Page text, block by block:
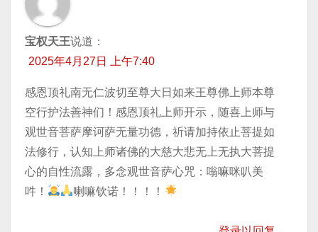
宝权天王说道：
2025年4月27日 上午7:40
感恩顶礼南无仁波切至尊大日如来王尊佛上师本尊
空行护法善神们！感恩顶礼上师开示，随喜上师与
观世音菩萨摩诃萨无量功德，祈请加持依止菩提如
法修行，认知上师诸佛的大慈大悲无上无执大菩提
心的自性流露，多念观世音萨心咒：嗡嘛咪叭美
吽！
喇嘛钦诺！！！！